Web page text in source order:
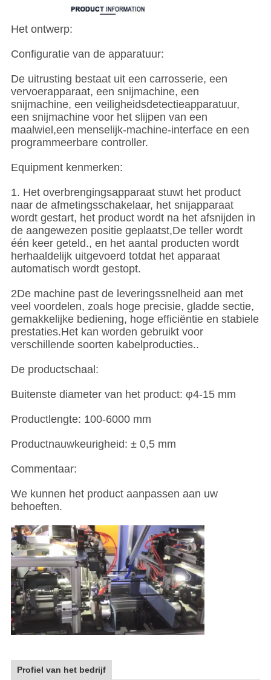
Het ontwerp:
Configuratie van de apparatuur:
De uitrusting bestaat uit een carrosserie, een
vervoerapparaat, een snijmachine, een
snijmachine, een veiligheidsdetectieapparatuur,
een snijmachine voor het slijpen van een
maalwiel,een menselijk-machine-interface en een
programmeerbare controller.
Equipment kenmerken:
1. Het overbrengingsapparaat stuwt het product
naar de afmetingsschakelaar, het snijapparaat
wordt gestart, het product wordt na het afsnijden in
de aangewezen positie geplaatst,De teller wordt
één keer geteld., en het aantal producten wordt
herhaaldelijk uitgevoerd totdat het apparaat
automatisch wordt gestopt.
2De machine past de leveringssnelheid aan met
veel voordelen, zoals hoge precisie, gladde sectie,
gemakkelijke bediening, hoge efficiëntie en stabiele
prestaties.Het kan worden gebruikt voor
verschillende soorten kabelproducties..
De productschaal:
Buitenste diameter van het product: φ4-15 mm
Productlengte: 100-6000 mm
Productnauwkeurigheid: ± 0,5 mm
Commentaar:
We kunnen het product aanpassen aan uw
behoeften.
Profiel van het bedrijf